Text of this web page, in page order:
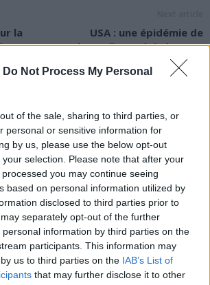
Do Not Process My Personal
of the sale, sharing to third parties, or
personal or sensitive information for
by us, please use the below opt-out
selection. Please note that after your
you may continue seeing
based on personal information utilized by
disclosed to third parties prior to
separately opt-out of the further
information by third parties on the
participants. This information may
us to third parties on the IAB’s List of
that may further disclose it to other
la
graves
USA : une épidémie de
salmonellose sévit à cause
de tortues de compagnie !
news
MORE FROM AUTHOR